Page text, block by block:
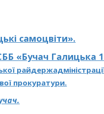
самоцвіти».
«Бучач Галицька
прокуратури.